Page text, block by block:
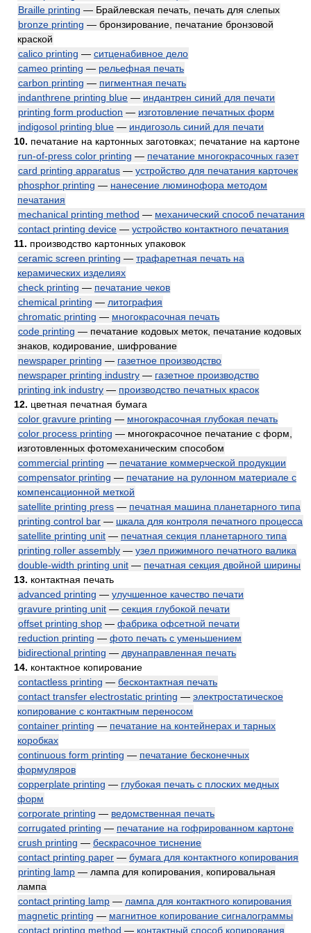
Braille printing — Брайлевская печать, печать для слепых
bronze printing — бронзирование, печатание бронзовой
краской
calico printing — ситценабивное дело
cameo printing — рельефная печать
carbon printing — пигментная печать
indanthrene printing blue — индантрен синий для печати
printing form production — изготовление печатных форм
indigosol printing blue — индигозоль синий для печати
10. печатание на картонных заготовках; печатание на картоне
run-of-press color printing — печатание многокрасочных газет
card printing apparatus — устройство для печатания карточек
phosphor printing — нанесение люминофора методом
печатания
mechanical printing method — механический способ печатания
contact printing device — устройство контактного печатания
11. производство картонных упаковок
ceramic screen printing — трафаретная печать на
керамических изделиях
check printing — печатание чеков
chemical printing — литография
chromatic printing — многокрасочная печать
code printing — печатание кодовых меток, печатание кодовых
знаков, кодирование, шифрование
newspaper printing — газетное производство
newspaper printing industry — газетное производство
printing ink industry — производство печатных красок
12. цветная печатная бумага
color gravure printing — многокрасочная глубокая печать
color process printing — многокрасочное печатание с форм,
изготовленных фотомеханическим способом
commercial printing — печатание коммерческой продукции
compensator printing — печатание на рулонном материале с
компенсационной меткой
satellite printing press — печатная машина планетарного типа
printing control bar — шкала для контроля печатного процесса
satellite printing unit — печатная секция планетарного типа
printing roller assembly — узел прижимного печатного валика
double-width printing unit — печатная секция двойной ширины
13. контактная печать
advanced printing — улучшенное качество печати
gravure printing unit — секция глубокой печати
offset printing shop — фабрика офсетной печати
reduction printing — фото печать с уменьшением
bidirectional printing — двунаправленная печать
14. контактное копирование
contactless printing — бесконтактная печать
contact transfer electrostatic printing — электростатическое
копирование с контактным переносом
container printing — печатание на контейнерах и тарных
коробках
continuous form printing — печатание бесконечных
формуляров
copperplate printing — глубокая печать с плоских медных
форм
corporate printing — ведомственная печать
corrugated printing — печатание на гофрированном картоне
crush printing — бескрасочное тиснение
contact printing paper — бумага для контактного копирования
printing lamp — лампа для копирования, копировальная
лампа
contact printing lamp — лампа для контактного копирования
magnetic printing — магнитное копирование сигналограммы
contact printing method — контактный способ копирования